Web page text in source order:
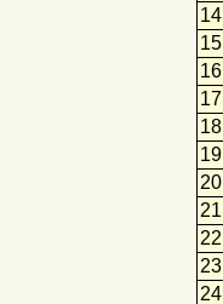
14
15
16
17
18
19
20
21
22
23
24